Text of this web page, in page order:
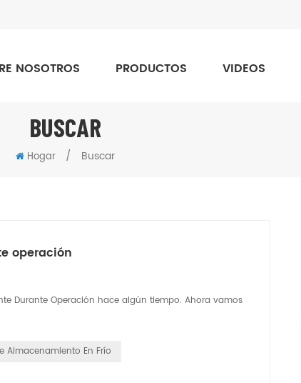
NOSOTROS PRODUCTOS VIDEOS
BUSCAR
Hogar / Buscar
operación
Durante Operación hace algún tiempo. Ahora vamos
Almacenamiento En Frío